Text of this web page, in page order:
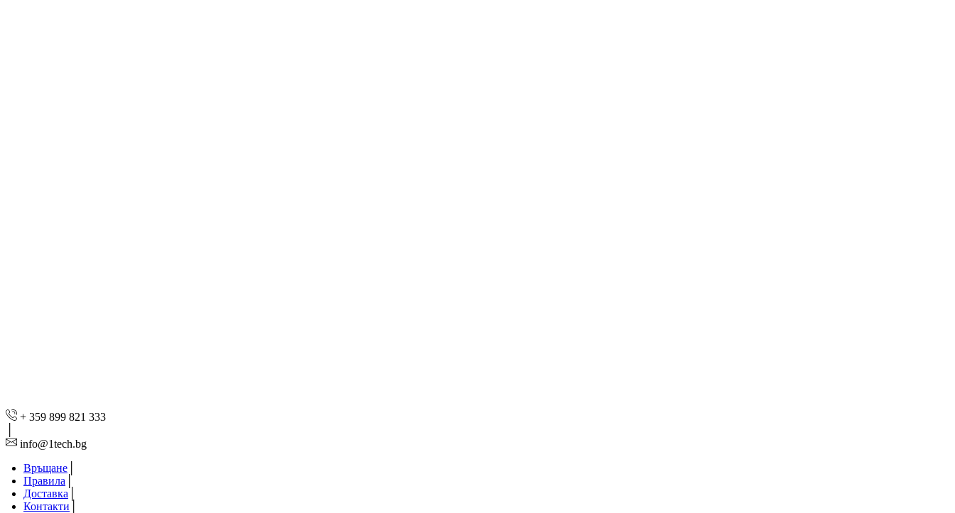
+ 359 899 821 333
info@1tech.bg
Връщане
Правила
Доставка
Контакти